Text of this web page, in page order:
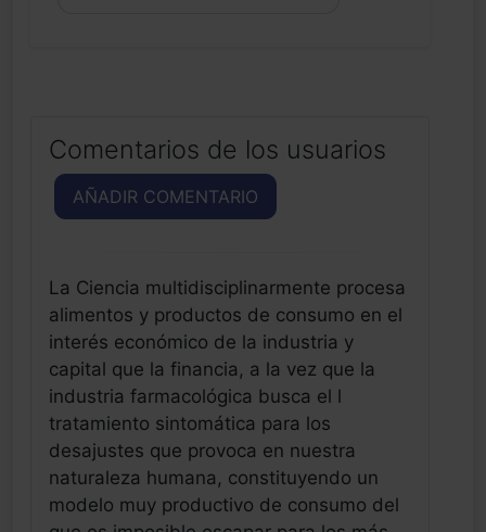
Comentarios de los usuarios
AÑADIR COMENTARIO
La Ciencia multidisciplinarmente procesa
alimentos y productos de consumo en el
interés económico de la industria y
capital que la financia, a la vez que la
industria farmacológica busca el l
tratamiento sintomática para los
desajustes que provoca en nuestra
naturaleza humana, constituyendo un
modelo muy productivo de consumo del